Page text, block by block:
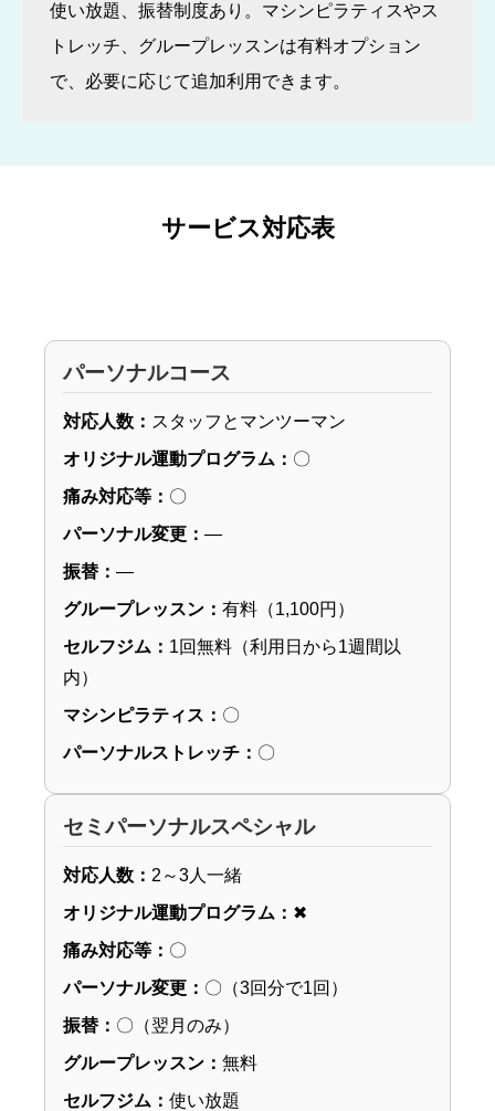
使い放題、振替制度あり。マシンピラティスやス
トレッチ、グループレッスンは有料オプション
で、必要に応じて追加利用できます。
サービス対応表
パーソナルコース
対応人数： スタッフとマンツーマン
オリジナル運動プログラム： 〇
痛み対応等： 〇
パーソナル変更： ―
振替： ―
グループレッスン： 有料（1,100円）
セルフジム： 1回無料（利用日から1週間以
内）
マシンピラティス： 〇
パーソナルストレッチ： 〇
セミパーソナルスペシャル
対応人数： 2～3人一緒
オリジナル運動プログラム： ✖
痛み対応等： 〇
パーソナル変更： 〇（3回分で1回）
振替： 〇（翌月のみ）
グループレッスン： 無料
セルフジム： 使い放題